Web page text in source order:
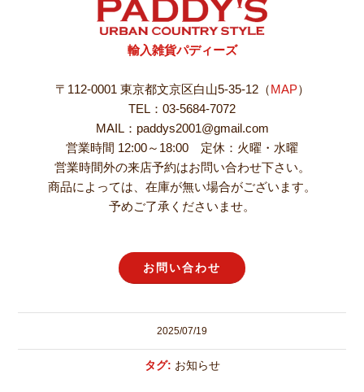
輸入雑貨パディーズ
〒112-0001 東京都文京区白山5-35-12（ MAP）
TEL：03-5684-7072
MAIL：paddys2001@gmail.com
営業時間 12:00～18:00 定休：火曜・水曜
営業時間外の来店予約はお問い合わせ下さい。
商品によっては、在庫が無い場合がございます。
予めご了承くださいませ。
お問い合わせ
2025/07/19
タグ: お知らせ